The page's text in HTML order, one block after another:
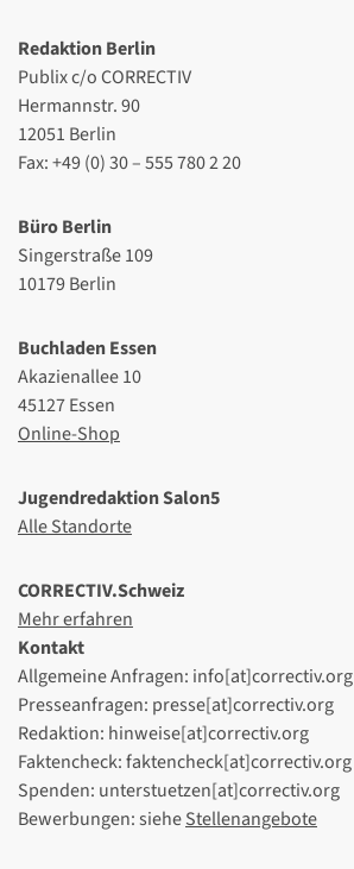
Redaktion Berlin
Publix c/o CORRECTIV
Hermannstr. 90
12051 Berlin
Fax: +49 (0) 30 – 555 780 2 20
Büro Berlin
Singerstraße 109
10179 Berlin
Buchladen Essen
Akazienallee 10
45127 Essen
Online-Shop
Jugendredaktion Salon5
Alle Standorte
CORRECTIV.Schweiz
Mehr erfahren
Kontakt
Allgemeine Anfragen: info[at]correctiv.org
Presseanfragen: presse[at]correctiv.org
Redaktion: hinweise[at]correctiv.org
Faktencheck: faktencheck[at]correctiv.org
Spenden: unterstuetzen[at]correctiv.org
Bewerbungen: sieheStellenangebote